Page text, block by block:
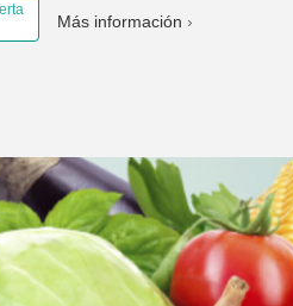
Más información